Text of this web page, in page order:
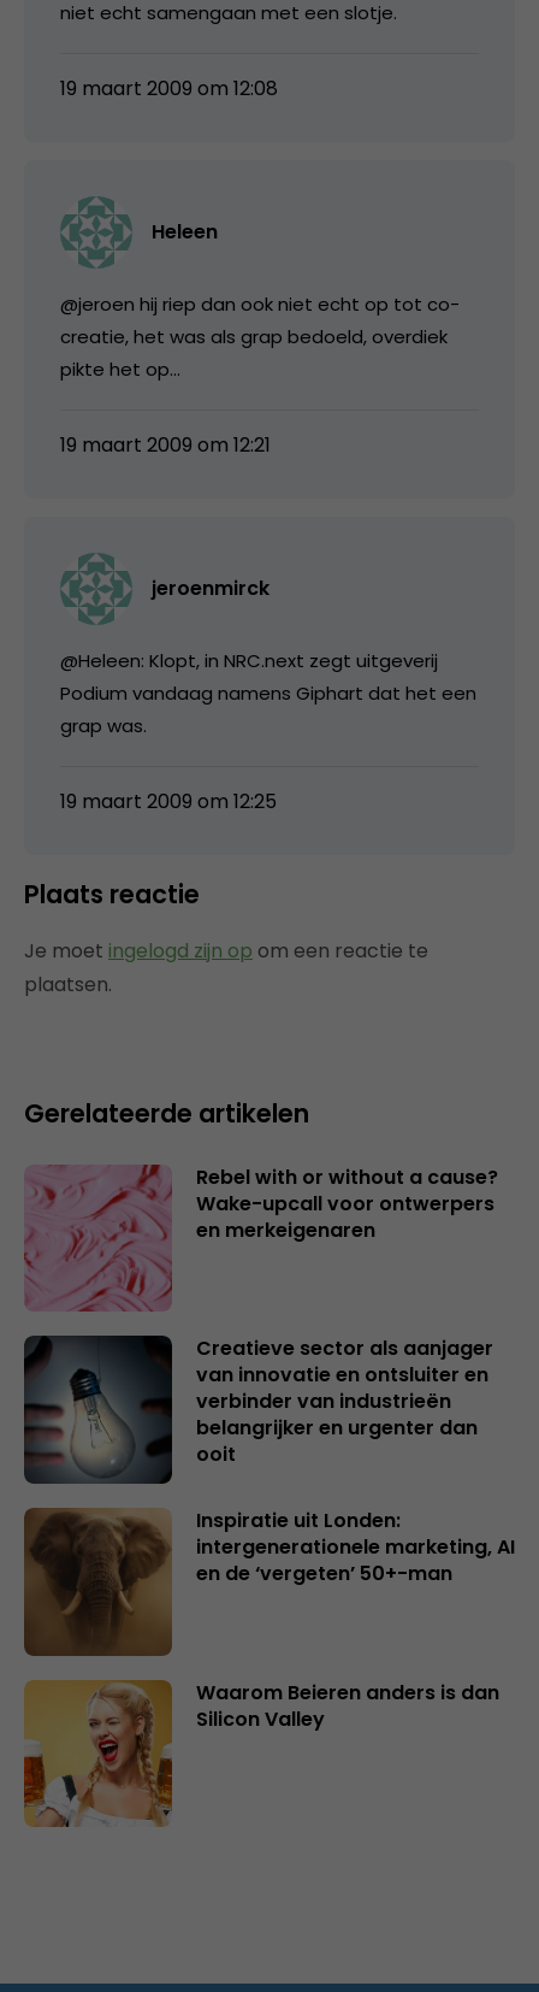
niet echt samengaan met een slotje.
19 maart 2009 om 12:08
Heleen
@jeroen hij riep dan ook niet echt op tot co-
creatie, het was als grap bedoeld, overdiek
pikte het op…
19 maart 2009 om 12:21
jeroenmirck
@Heleen: Klopt, in NRC.next zegt uitgeverij
Podium vandaag namens Giphart dat het een
grap was.
19 maart 2009 om 12:25
Plaats reactie
Je moet ingelogd zijn op om een reactie te
plaatsen.
Gerelateerde artikelen
Rebel with or without a cause?
Wake-upcall voor ontwerpers
en merkeigenaren
Creatieve sector als aanjager
van innovatie en ontsluiter en
verbinder van industrieën
belangrijker en urgenter dan
ooit
Inspiratie uit Londen:
intergenerationele marketing, AI
en de ‘vergeten’ 50+-man
Waarom Beieren anders is dan
Silicon Valley